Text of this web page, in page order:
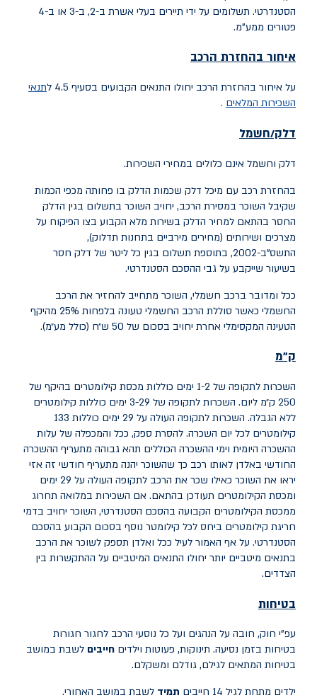
הסטנדרטי. תשלומים על ידי תיירים בעלי אשרת ב-2, ב-3 או ב-4
פטורים ממע"מ.
איחור בהחזרת הרכב
על איחור בהחזרת הרכב יחולו התנאים הקבועים בסעיף 4.5 ל
תנאי
השכירות המלאים .
דלק/חשמל
דלק וחשמל אינם כלולים במחירי השכירות.
בהחזרת רכב עם מיכל דלק שכמות הדלק בו פחותה מכפי הכמות
שקיבל השוכר במסירת הרכב, יחויב השוכר בתשלום בגין הדלק
החסר בהתאם למחיר הדלק בשירות מלא הקבוע בצו הפיקוח על
מצרכים ושירותים (מחירים מירביים בתחנות תדלוק),
התשס"ב-2002, בתוספת תשלום בגין כל ליטר של דלק חסר
בשיעור שייקבע על גבי ההסכם הסטנדרטי.
ככל ומדובר ברכב חשמלי, השוכר מתחייב להחזיר את הרכב
החשמלי כאשר סוללת הרכב החשמלי טעונה בלפחות 25% מהיקף
הטעינה המקסימלי אחרת יחויב בסכום של 50 ש״ח (כולל מע״מ).
ק"מ
השכרות לתקופה של 1-2 ימים כוללות מכסת קילומטרים בהיקף של
250 ק״מ ליום. השכרות לתקופה של 3-29 ימים כוללות קילומטרים
ללא הגבלה. השכרות לתקופה העולה על 29 ימים כוללות 133
קילומטרים לכל יום השכרה. להסרת ספק, ככל והמכפלה של עלות
ההשכרה היומית וימי ההשכרה הכוללים תהא גבוהה מתעריף ההשכרה
החודשי באלדן לאותו רכב כך שהשוכר יהנה מתעריף חודשי זה אזי
יראו את השוכר כאילו שכר את הרכב לתקופה העולה על 29 ימים
ומכסת הקילומטרים תעודכן בהתאם. אם השכירות במלואה תחרוג
ממכסת הקילומטרים הקבועה בהסכם הסטנדרטי, השוכר יחויב בדמי
חריגת קילומטרים ביחס לכל קילומטר נוסף בסכום הקבוע בהסכם
הסטנדרטי. על אף האמור לעיל ככל ואלדן תספק לשוכר את הרכב
בתנאים מיטביים יותר יחולו התנאים המיטביים על ההתקשרות בין
הצדדים.
בטיחות
עפ"י חוק, חובה על הנהגים ועל כל נוסעי הרכב לחגור חגורות
בטיחות בזמן נסיעה. תינוקות, פעוטות וילדים חייבים לשבת במושב
בטיחות המתאים לגילם, גודלם ומשקלם.
ילדים מתחת לגיל 14 חייבים
תמיד לשבת במושב האחורי.